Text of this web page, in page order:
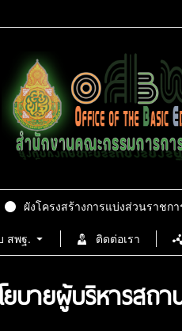
ผังโครงสร้างการแบ่งส่วนราชกา
สพฐ. ติดต่อเรา
ยบายผู้บริหาร